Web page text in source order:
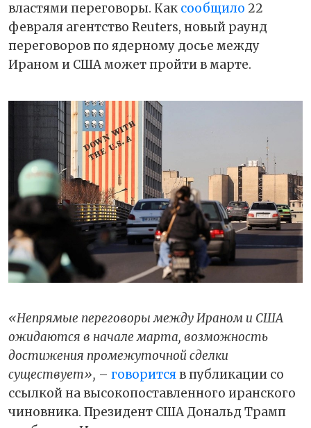
властями переговоры. Как сообщило 22
февраля агентство Reuters, новый раунд
переговоров по ядерному досье между
Ираном и США может пройти в марте.
«Непрямые переговоры между Ираном и США
ожидаются в начале марта, возможность
достижения промежуточной сделки
существует», – говоритсяв публикации со
ссылкой на высокопоставленного иранского
чиновника. Президент США Дональд Трамп